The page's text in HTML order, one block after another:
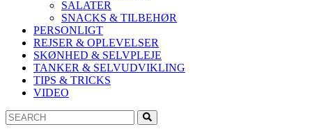
SALATER
SNACKS & TILBEHØR
PERSONLIGT
REJSER & OPLEVELSER
SKØNHED & SELVPLEJE
TANKER & SELVUDVIKLING
TIPS & TRICKS
VIDEO
Search
for: